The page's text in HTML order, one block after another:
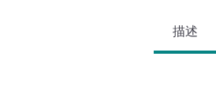
描述